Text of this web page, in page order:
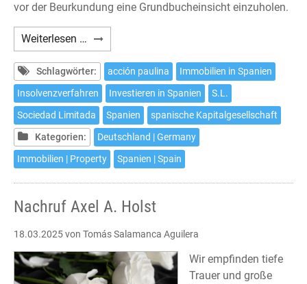
vor der Beurkundung eine Grundbucheinsicht einzuholen.
Weiterlesen … Erwerb
einer
Immobilie
von
einer
spanischen
Kapitalgesellschaft
Schlagwörter: acción paulina
Immobilien in Spanien
Insolvenzverfahren
Investieren in Spanien
S.L.
Sociedad Limitada
Spanien
spanische Kapitalgesellschaft
Kategorien:
Deutschland | Germany
Immobilien | Property
Spanien | Spain
Nachruf Axel A. Holst
18.03.2025von Tomás Salamanca Aguilera
Wir empfinden tiefe
Trauer und große